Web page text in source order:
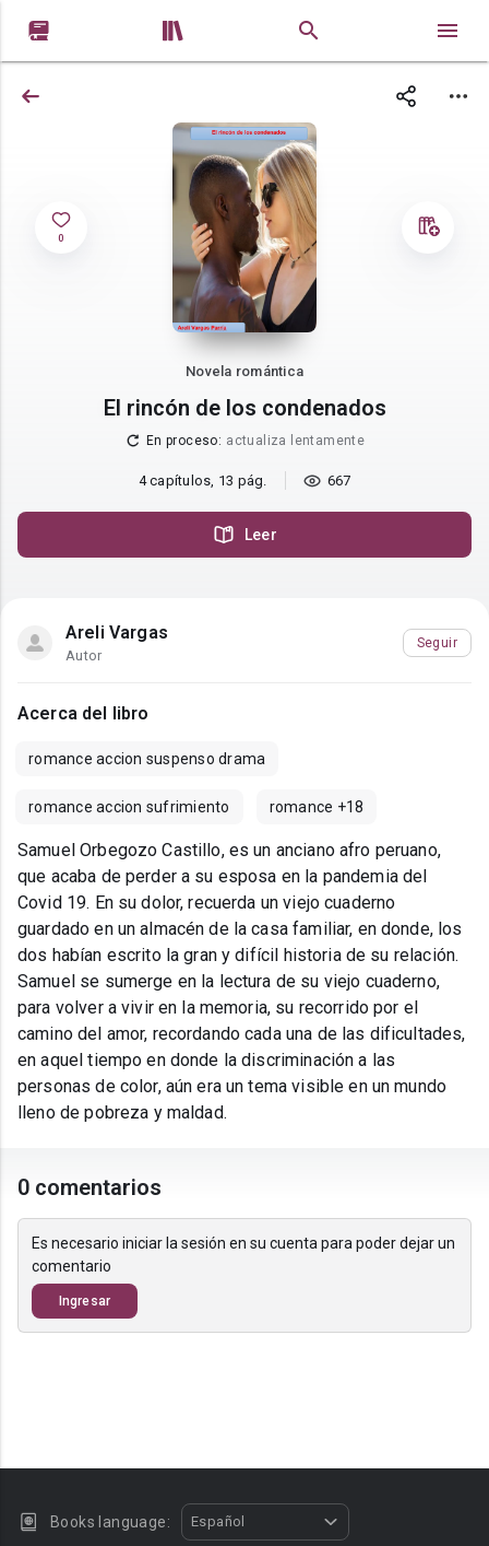
 
0
Novela romántica
El rincón de los condenados
En proceso: actualiza lentamente
4 capítulos, 13 pág. 667
Leer
Areli Vargas
Autor
Seguir
Acerca del libro
romance accion suspenso drama
romance accion sufrimiento romance +18
Samuel Orbegozo Castillo, es un anciano afro peruano,
que acaba de perder a su esposa en la pandemia del
Covid 19. En su dolor, recuerda un viejo cuaderno
guardado en un almacén de la casa familiar, en donde, los
dos habían escrito la gran y difícil historia de su relación.
Samuel se sumerge en la lectura de su viejo cuaderno,
para volver a vivir en la memoria, su recorrido por el
camino del amor, recordando cada una de las dificultades,
en aquel tiempo en donde la discriminación a las
personas de color, aún era un tema visible en un mundo
lleno de pobreza y maldad.
0 comentarios
Es necesario iniciar la sesión en su cuenta para poder dejar un
comentario
Ingresar
Books language: Español